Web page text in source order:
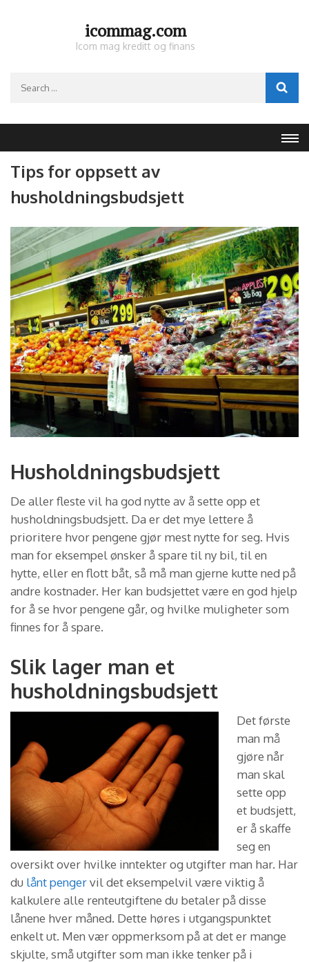
icommag.com
Icom mag kreditt og finans
Tips for oppsett av
husholdningsbudsjett
Husholdningsbudsjett
De aller fleste vil ha god nytte av å sette opp et
husholdningsbudsjett. Da er det mye lettere å
prioritere hvor pengene gjør mest nytte for seg. Hvis
man for eksempel ønsker å spare til ny bil, til en
hytte, eller en flott båt, så må man gjerne kutte ned på
andre kostnader. Her kan budsjettet være en god hjelp
for å se hvor pengene går, og hvilke muligheter som
finnes for å spare.
Slik lager man et
husholdningsbudsjett
Det første
man må
gjøre når
man skal
sette opp
et budsjett,
er å skaffe
seg en
oversikt over hvilke inntekter og utgifter man har. Har
du lånt pengervil det eksempelvil være viktig å
kalkulere alle renteutgiftene du betaler på disse
lånene hver måned. Dette høres i utgangspunktet
enkelt ut. Men vær oppmerksom på at det er mange
skjulte, små utgifter som man ikke tenker på i